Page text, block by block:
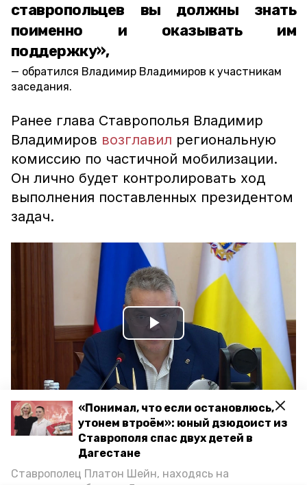
«Понимал, что если остановлюсь,
утонем втроём»: юный дзюдоист из
Ставрополя спас двух детей в
Дагестане
Ставрополец Платон Шейн, находясь на
ставропольцев вы должны знать
поименно и оказывать им
поддержку»,
обратился Владимир Владимиров к участникам
заседания.
Ранее глава Ставрополья Владимир
Владимиров возглавил региональную
комиссию по частичной мобилизации.
Он лично будет контролировать ход
выполнения поставленных президентом
задач.
Play
Video
ставропольский край
губернатор владимир владимиров